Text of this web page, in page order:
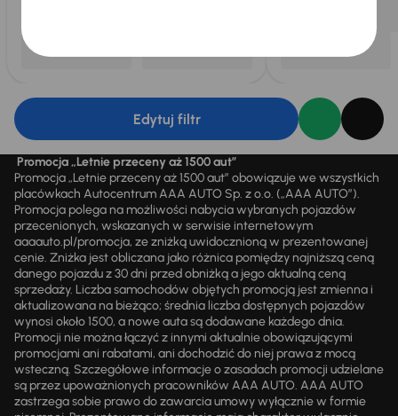
Edytuj filtr
Promocja „Letnie przeceny aż 1500 aut”
Promocja „Letnie przeceny aż 1500 aut” obowiązuje we wszystkich
placówkach Autocentrum AAA AUTO Sp. z o.o. („AAA AUTO”).
Promocja polega na możliwości nabycia wybranych pojazdów
przecenionych, wskazanych w serwisie internetowym
aaaauto.pl/promocja, ze zniżką uwidocznioną w prezentowanej
cenie. Zniżka jest obliczana jako różnica pomiędzy najniższą ceną
danego pojazdu z 30 dni przed obniżką a jego aktualną ceną
sprzedaży. Liczba samochodów objętych promocją jest zmienna i
aktualizowana na bieżąco; średnia liczba dostępnych pojazdów
wynosi około 1500, a nowe auta są dodawane każdego dnia.
Promocji nie można łączyć z innymi aktualnie obowiązującymi
promocjami ani rabatami, ani dochodzić do niej prawa z mocą
wsteczną. Szczegółowe informacje o zasadach promocji udzielane
są przez upoważnionych pracowników AAA AUTO. AAA AUTO
zastrzega sobie prawo do zawarcia umowy wyłącznie w formie